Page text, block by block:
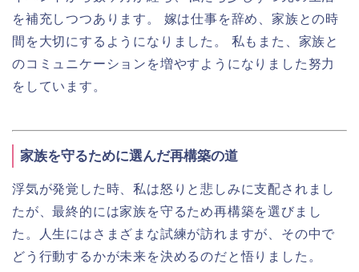
を補充しつつあります。 嫁は仕事を辞め、家族との時
間を大切にするようになりました。 私もまた、家族と
のコミュニケーションを増やすようになりました努力
をしています。
家族を守るために選んだ再構築の道
浮気が発覚した時、私は怒りと悲しみに支配されまし
たが、最終的には家族を守るため再構築を選びまし
た。人生にはさまざまな試練が訪れますが、その中で
どう行動するかが未来を決めるのだと悟りました。